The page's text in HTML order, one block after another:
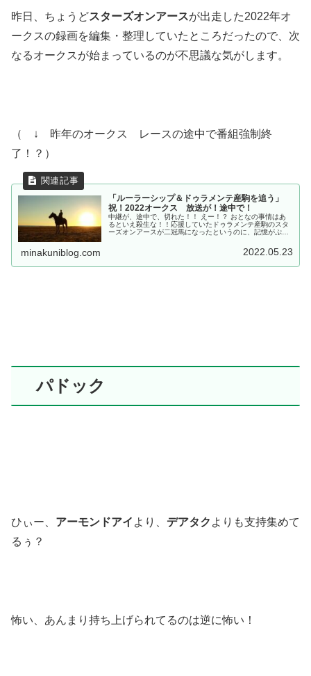
昨日、ちょうどスターズオンアースが出走した2022年オ
ークスの録画を編集・整理していたところだったので、次
なるオークスが始まっているのが不思議な気がします。
（ ↓ 昨年のオークス レースの途中で番組強制終
了！？）
「ルーラーシップ＆ドゥラメンテ産駒を追う」
祝！2022オークス 放送が！途中で！
中継が、途中で、切れた！！ えー！？ おとなの事情はあ
るといえ殺生な！！応援していたドゥラメンテ産駒のスタ
ーズオンアースが二冠馬になったというのに、記憶がぷつ
おめでとう！とっても感情的な2022オークス観戦日記で
minakuniblog.com 2022.05.23
パドック
ひぃー、 アーモンドアイ より、 デアタク よりも支持集めて
るぅ？
怖い、あんまり持ち上げられてるのは逆に怖い！